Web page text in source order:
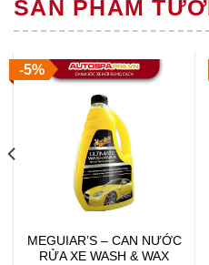
SẢN PHẨM
-5%
MEGUIAR’S – CAN NƯỚC
RỬA XE WASH & WAX